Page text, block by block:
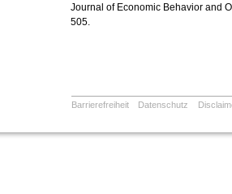
Journal of Economic Behavior and
505.
Barrierefreiheit Datenschutz